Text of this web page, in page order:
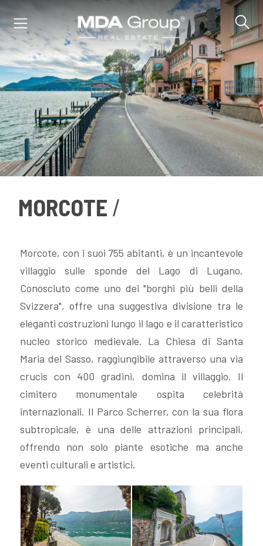
MORCOTE
Morcote, con i suoi 755 abitanti, è un incantevole
villaggio sulle sponde del Lago di Lugano.
Conosciuto come uno dei "borghi più belli della
Svizzera", offre una suggestiva divisione tra le
eleganti costruzioni lungo il lago e il caratteristico
nucleo storico medievale. La Chiesa di Santa
Maria del Sasso, raggiungibile attraverso una via
crucis con 400 gradini, domina il villaggio. Il
cimitero monumentale ospita celebrità
internazionali. Il Parco Scherrer, con la sua flora
subtropicale, è una delle attrazioni principali,
offrendo non solo piante esotiche ma anche
eventi culturali e artistici.
IT
EN
DE
IMMOBILI
ACQUISTA
VALUTA
NEWS
AZIENDA
CONTATTI
AWARDS